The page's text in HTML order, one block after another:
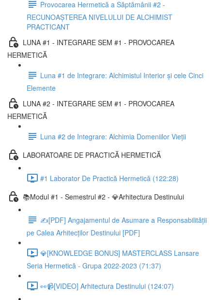
Provocarea Hermetică a Săptămânii #2 -
RECUNOAȘTEREA NIVELULUI DE ALCHIMIST
PRACTICANT
LUNA #1 - INTEGRARE SEM #1 - PROVOCAREA
HERMETICĂ
Luna #1 de Integrare: Alchimistul Interior și cele Cinci
Elemente
LUNA #2 - INTEGRARE SEM #1 - PROVOCAREA
HERMETICĂ
Luna #2 de Integrare: Alchimia Domeniilor Vieții
LABORATOARE DE PRACTICĂ HERMETICĂ
#1 Laborator De Practică Hermetică (122:28)
📚Modul #1 - Semestrul #2 - 💎Arhitectura Destinului
✍️[PDF] Angajamentul de Asumare a Responsabilității
pe Calea Arhitecților Destinului [PDF]
💎[KNOWLEDGE BONUS] MASTERCLASS Lansare
Seria Hermetică - Grupa 2022-2023 (71:37)
👀📹[VIDEO] Arhitectura Destinului (124:07)